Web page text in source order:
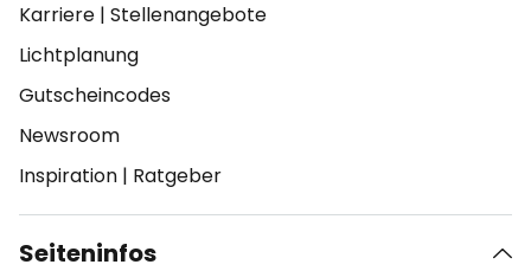
Karriere | Stellenangebote
Lichtplanung
Gutscheincodes
Newsroom
Inspiration | Ratgeber
Seiteninfos